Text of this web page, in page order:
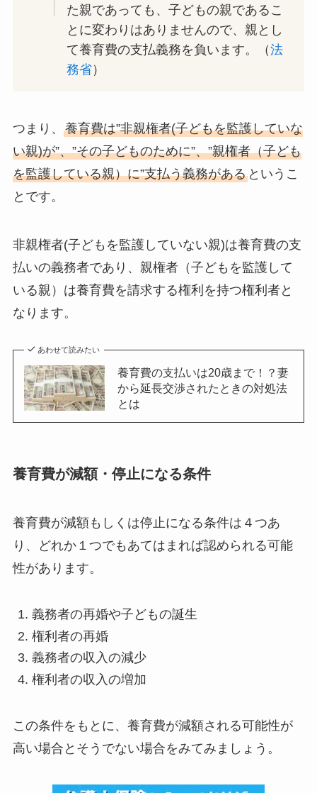
た親であっても、子どもの親であるこ
とに変わりはありませんので、親とし
て養育費の支払義務を負います。（法
務省）
つまり、 養育費は”非親権者(子どもを監護していな
い親)が”、”その子どものために”、”親権者（子ども
を監護している親）に”支払う義務があるというこ
とです。
非親権者(子どもを監護していない親)は養育費の支
払いの義務者であり、親権者（子どもを監護して
いる親）は養育費を請求する権利を持つ権利者と
なります。
あわせて読みたい
養育費の支払いは20歳まで！？妻
から延長交渉されたときの対処法
とは
養育費が減額・停止になる条件
養育費が減額もしくは停止になる条件は４つあ
り、どれか１つでもあてはまれば認められる可能
性があります。
義務者の再婚や子どもの誕生
権利者の再婚
義務者の収入の減少
権利者の収入の増加
この条件をもとに、養育費が減額される可能性が
高い場合とそうでない場合をみてみましょう。